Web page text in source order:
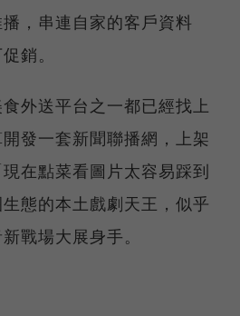
，串連自家的客戶資料
銷。
外送平台之一都已經找上
發一套新聞聯播網，上架
在點菜看圖片太容易踩到
態的本土戲劇天王，似乎
戰場大展身手。